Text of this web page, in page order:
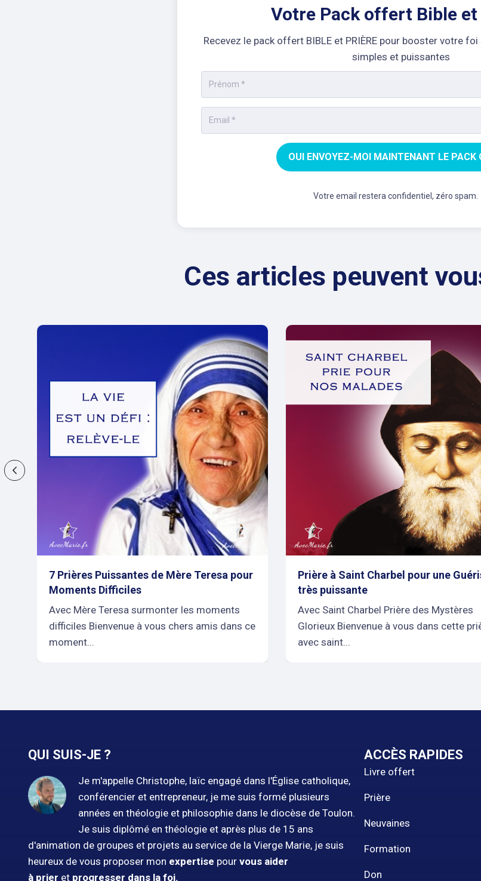
Votre Pack offert Bible
Recevez le pack offert BIBLE et PRIÈRE pour booster votre
simples et puissantes
OUI ENVOYEZ-MOI MAINTENANT LE PACK
Votre email restera confidentiel, zéro spam.
Ces articles peuvent
7 Prières Puissantes de Mère Teresa pour
Moments Difficiles
Avec Mère Teresa surmonter les moments
difficiles Bienvenue à vous chers amis dans ce
moment...
Prière à Saint Charbel pour une
très puissante
Avec Saint Charbel Prière des Mystères
Glorieux Bienvenue à vous dans cette
avec saint...
Previous
QUI SUIS-JE ?
Je m'appelle Christophe, laïc engagé dans l'Église catholique,
conférencier et entrepreneur, je me suis formé plusieurs
années en théologie et philosophie dans le diocèse de Toulon.
Je suis diplômé en théologie et après plus de 15 ans
d'animation de groupes et projets au service de la Vierge Marie, je suis
heureux de vous proposer mon expertise pour vous aider
à prier et progresser dans la foi.
ACCÈS RAPIDES
Livre offert
Prière
Neuvaines
Formation
Don